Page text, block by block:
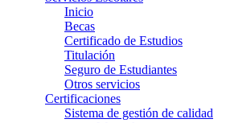
Inicio
Becas
Certificado de Estudios
Titulación
Seguro de Estudiantes
Otros servicios
Certificaciones
Sistema de gestión de calidad